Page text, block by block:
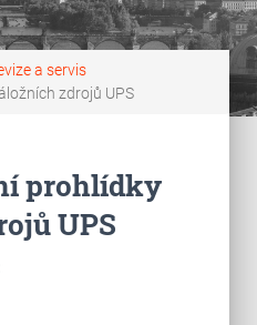
a servis
zdrojů UPS
prohlídky
UPS